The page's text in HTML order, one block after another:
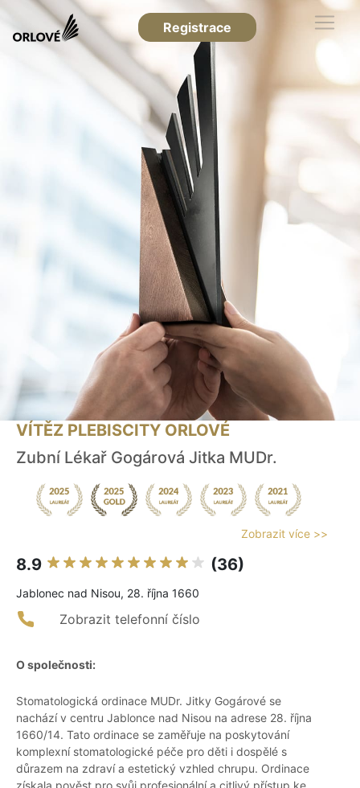
Registrace
VÍTĚZ PLEBISCITY ORLOVÉ
Zubní Lékař Gogárová Jitka MUDr.
Zobrazit více >>
8.9 (36)
Jablonec nad Nisou, 28. října 1660
Zobrazit telefonní číslo
O společnosti:
Stomatologická ordinace MUDr. Jitky Gogárové se
nachází v centru Jablonce nad Nisou na adrese 28. října
1660/14. Tato ordinace se zaměřuje na poskytování
komplexní stomatologické péče pro děti i dospělé s
důrazem na zdraví a estetický vzhled chrupu. Ordinace
získala pověst pro svůj profesionální a citlivý přístup ke